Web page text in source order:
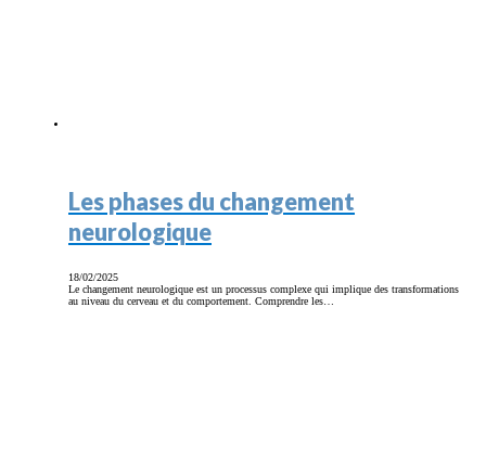
Les phases du changement
neurologique
18/02/2025
Le changement neurologique est un processus complexe qui implique des transformations
au niveau du cerveau et du comportement. Comprendre les…